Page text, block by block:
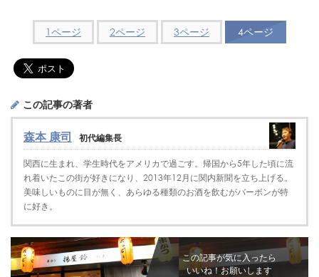
1ページ 2ページ 3ページ 4ページ
この記事の著者
森本 康司 初代編集長
関西に生まれ、学生時代をアメリカで過ごす。帰国から5年した頃に流
れ着いたこの街が好きになり、2013年12月に関内新聞を立ち上げる。
美味しいものに目が無く、あらゆる種類のお酒を飲むがバーボンが特
に好き。
この記事が気に入ったら
いいね！お願いします